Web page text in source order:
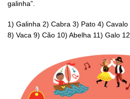
galinha”.
1) Galinha 2) Cabra 3) Pato 4)
8) Vaca 9) Cão 10) Abelha 11) Galo